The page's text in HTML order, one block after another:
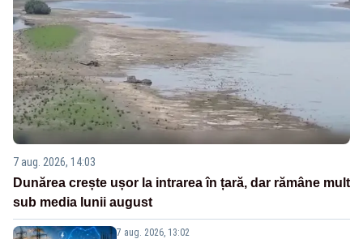
7 aug. 2026, 14:03
Dunărea crește ușor la intrarea în țară, dar rămâne mult
sub media lunii august
7 aug. 2026, 13:02